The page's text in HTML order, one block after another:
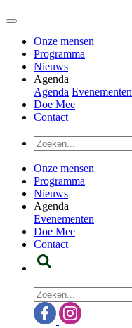
Onze mensen
Programma
Nieuws
Agenda
Agenda Evenementen
Doe Mee
Contact
Onze mensen
Programma
Nieuws
Agenda
Evenementen
Doe Mee
Contact